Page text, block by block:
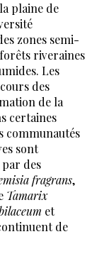
plaine de
zones semi-
riveraines
Les
des
de la
certaines
communautés
sont
des
fragrans,
Tamarix
et
de